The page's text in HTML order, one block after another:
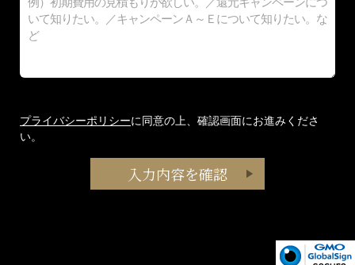
プライバシーポリシーに同意の上、確認画面にお進みくださ
い。